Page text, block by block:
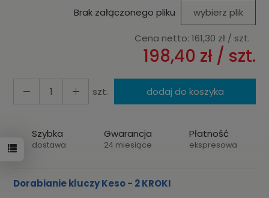
Brak załączonego pliku
wybierz plik
Cena netto: 161,30 zł/ szt.
198,40 zł/ szt.
szt. dodaj do koszyka
Szybka
dostawa
Gwarancja
24 miesiące
Płatność
ekspresowa
Dorabianie kluczy Keso- 2 KROKI